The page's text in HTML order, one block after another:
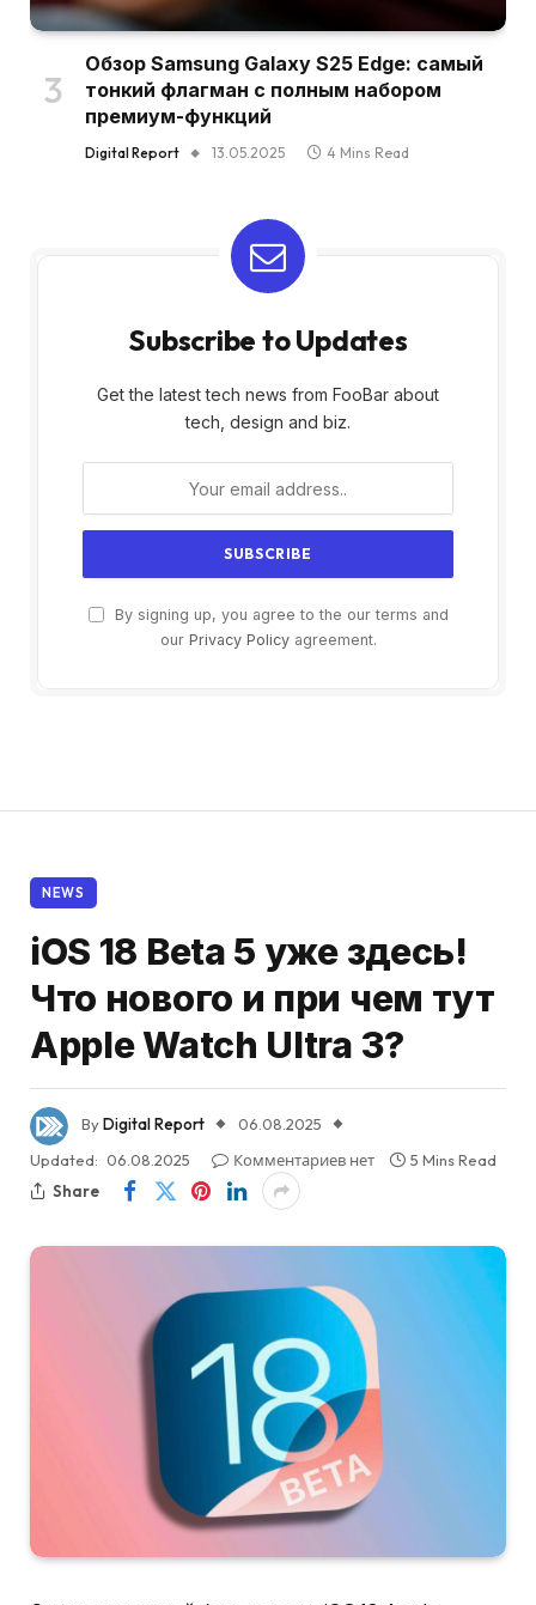
Обзор Samsung Galaxy S25 Edge: самый
тонкий флагман с полным набором
премиум-функций
Digital Report 13.05.2025 4 Mins Read
Subscribe to Updates
Get the latest tech news from FooBar about
tech, design and biz.
By signing up, you agree to the our terms and
our Privacy Policyagreement.
NEWS
iOS 18 Beta 5 уже здесь!
Что нового и при чем тут
Apple Watch Ultra 3?
ByDigital Report
06.08.2025
Updated: 06.08.2025 Комментариев нет
5 Mins Read
Share